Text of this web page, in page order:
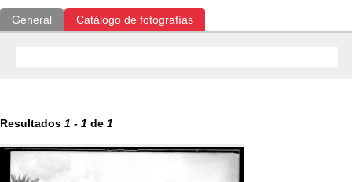
General Catálogo de fotografías
Resultados 1 - 1 de 1